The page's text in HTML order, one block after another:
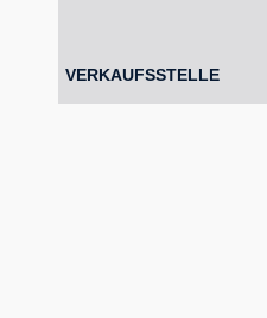
VERKAUFSSTELLE